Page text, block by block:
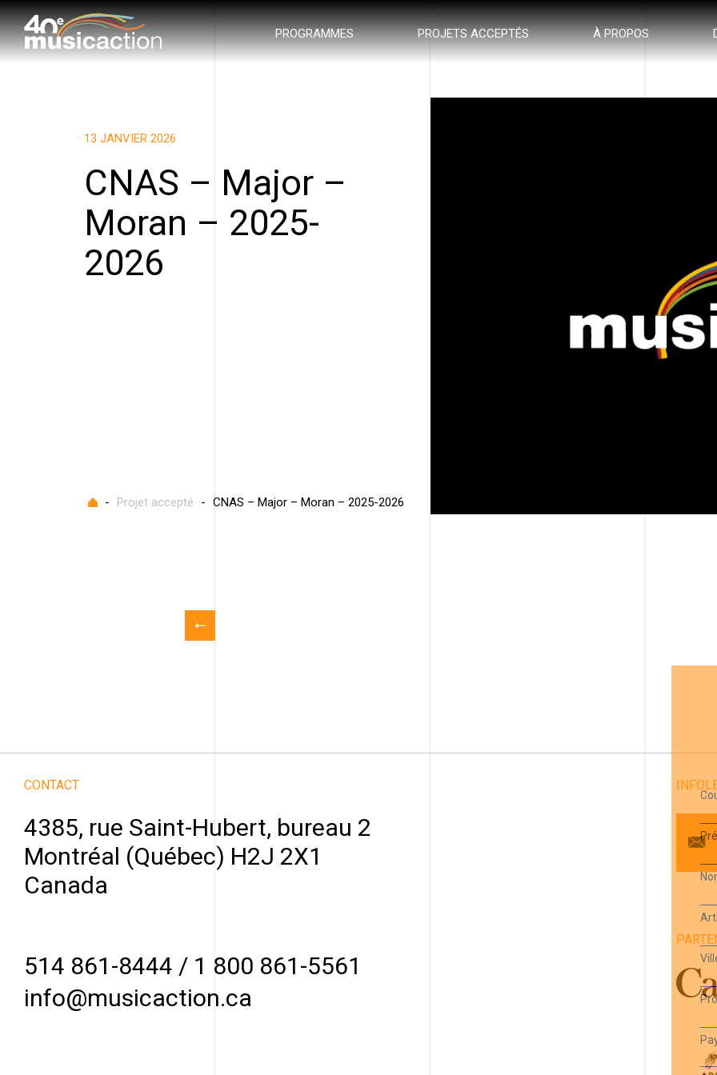
PROGRAMMES PROJETS ACCEPTÉS À PROPOS
13 JANVIER 2026
CNAS – Major –
Moran – 2025-
2026
Accueil
- Projet accepté - CNAS – Major – Moran – 2025-2026
CONTACT
4385, rue Saint-Hubert, bureau 2
Montréal (Québec) H2J 2X1
Canada
514 861-8444 / 1 800 861-5561
info@musicaction.ca